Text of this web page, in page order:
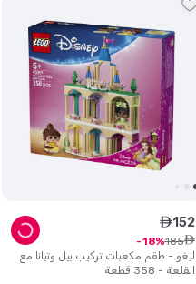
ليغو - طقم مكعبات تركيب بيل وتيانا مع
القلعة - 358 قطعة
ê152
ê
185
18